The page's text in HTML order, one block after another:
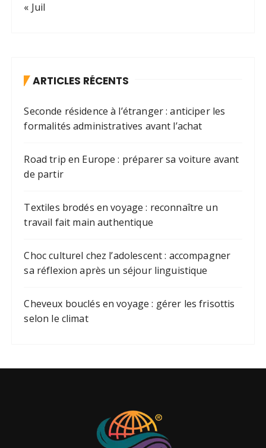
« Juil
ARTICLES RÉCENTS
Seconde résidence à l’étranger : anticiper les
formalités administratives avant l’achat
Road trip en Europe : préparer sa voiture avant
de partir
Textiles brodés en voyage : reconnaître un
travail fait main authentique
Choc culturel chez l’adolescent : accompagner
sa réflexion après un séjour linguistique
Cheveux bouclés en voyage : gérer les frisottis
selon le climat